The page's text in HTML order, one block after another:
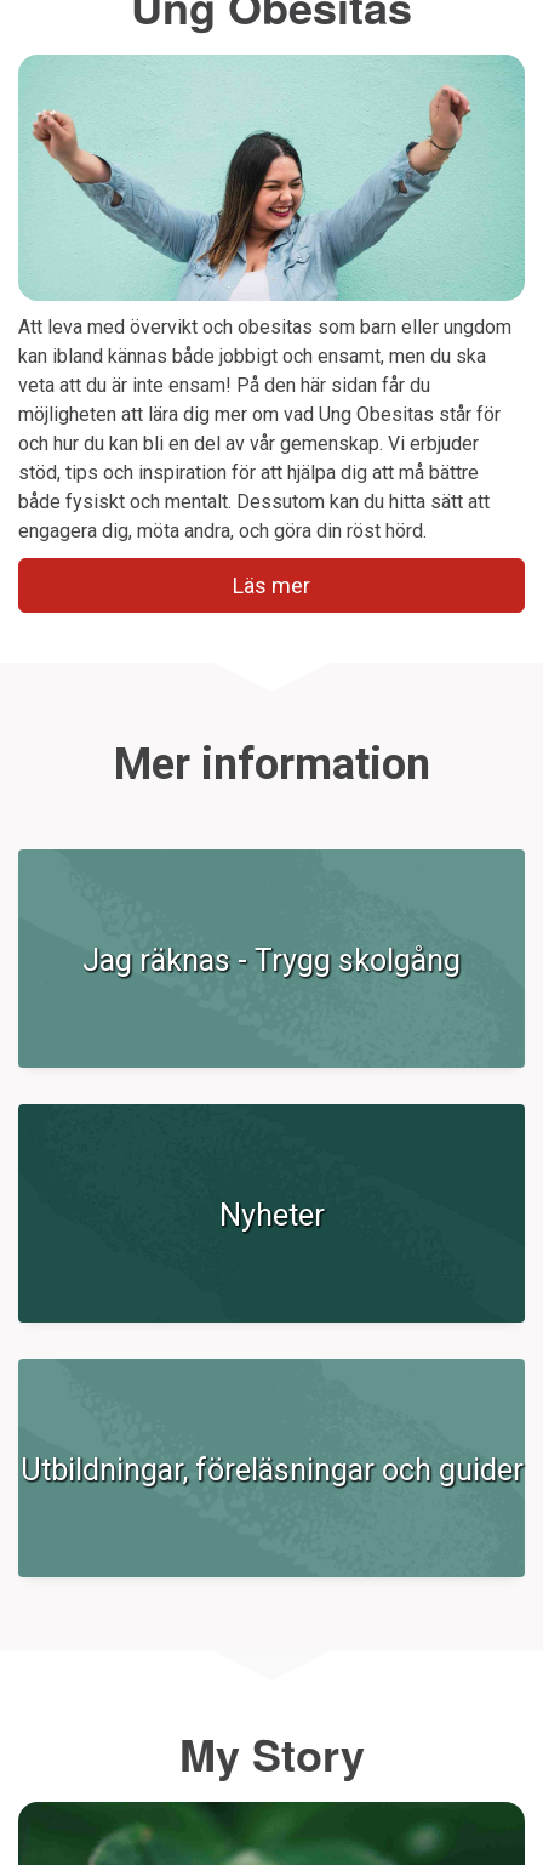
Att leva med övervikt och obesitas som barn eller ungdom
kan ibland kännas både jobbigt och ensamt, men du ska
veta att du är inte ensam! På den här sidan får du
möjligheten att lära dig mer om vad Ung Obesitas står för
och hur du kan bli en del av vår gemenskap. Vi erbjuder
stöd, tips och inspiration för att hjälpa dig att må bättre
både fysiskt och mentalt. Dessutom kan du hitta sätt att
engagera dig, möta andra, och göra din röst hörd.
Läs mer
Mer information
Jag räknas - Trygg skolgång
Nyheter
Utbildningar, föreläsningar och guider
My Story